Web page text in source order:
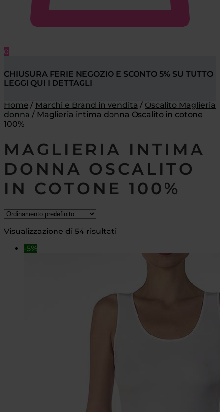
0
CHIUSURA FERIE NEGOZIO E SCONTO 5% SU TUTTO
LEGGI QUI I DETTAGLI
Home / Marchi e Brand in vendita / Oscalito Maglieria
donna / Maglieria intima donna Oscalito in cotone
100%
MAGLIERIA INTIMA
DONNA OSCALITO
IN COTONE 100%
Visualizzazione di 54 risultati
-5%